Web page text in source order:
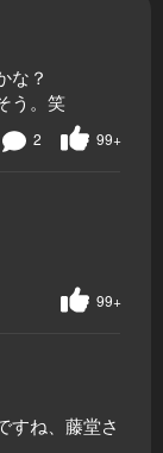
な？
う。笑
99+
2
99+
すね、藤堂さ